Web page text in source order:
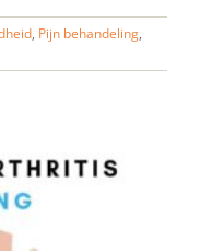
, Pijn behandeling,